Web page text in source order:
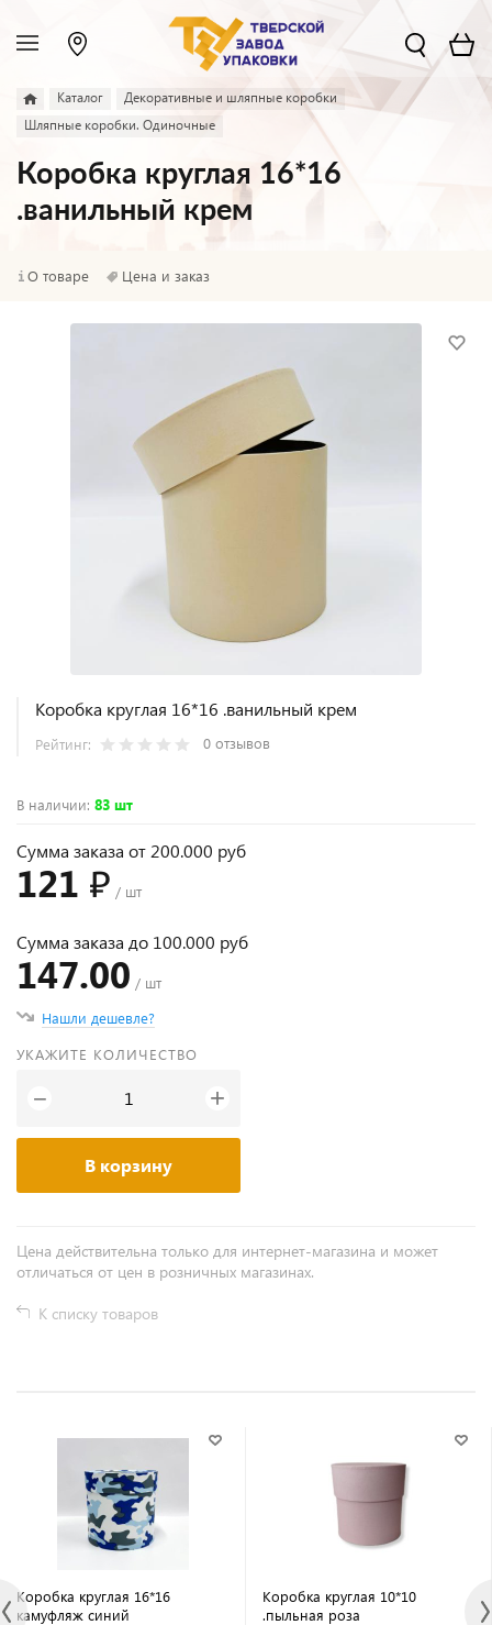
Каталог
Декоративные и шляпные коробки
Шляпные коробки. Одиночные
Коробка круглая 16*16
.ванильный крем
О товаре Цена и заказ
Коробка круглая 16*16 .ванильный крем
Рейтинг: 0 отзывов
В наличии: 83 шт
Сумма заказа от 200.000 руб
121 ₽ / шт
Сумма заказа до 100.000 руб
147.00 / шт
Нашли дешевле?
УКАЖИТЕ КОЛИЧЕСТВО
− +
В корзину
Цена действительна только для интернет-магазина и может
отличаться от цен в розничных магазинах.
К списку товаров
Коробка круглая 16*16
камуфляж синий
Коробка круглая 10*10
.пыльная роза